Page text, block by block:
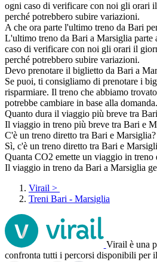
ogni caso di verificare con noi gli orari
perché potrebbero subire variazioni.
A che ora parte l'ultimo treno da Bari
L'ultimo treno da Bari a Marsiglia parte
caso di verificare con noi gli orari il
perché potrebbero subire variazioni.
Devo prenotare il biglietto da Bari a
Se puoi, ti consigliamo di prenotare i
risparmiare. Il treno che abbiamo
potrebbe cambiare in base alla domanda.
Quanto dura il viaggio più breve tra
Il viaggio in treno più breve tra Bari e
C'è un treno diretto tra Bari e Marsiglia?
Sì, c'è un treno diretto tra Bari e
Quanta CO2 emette un viaggio in
Il viaggio in treno da Bari a Marsiglia
Virail >
Treni Bari - Marsiglia
Virail è una
confronta tutti i percorsi disponibili per